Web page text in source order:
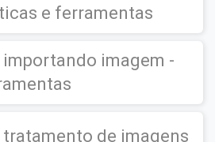
e ferramentas
importando imagem -
tratamento de imagens